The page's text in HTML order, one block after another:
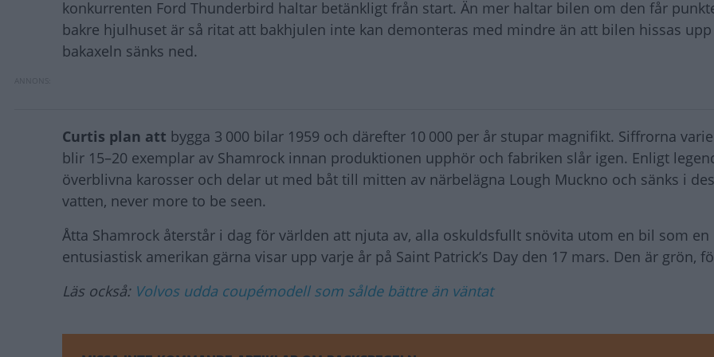
konkurrenten Ford Thunderbird haltar betänkligt från start. Än mer haltar bilen om den får
bakre hjulhuset är så ritat att bakhjulen inte kan demonteras med mindre än att bilen hissas
bakaxeln sänks ned.
Curtis plan att bygga 3 000 bilar 1959 och därefter 10 000 per år stupar magnifikt. Siffrorna
blir 15–20 exemplar av Shamrock innan produktionen upphör och fabriken slår igen. Enligt
överblivna karosser och delar ut med båt till mitten av närbelägna Lough Muckno och sänks i
vatten, never more to be seen.
Åtta Shamrock återstår i dag för världen att njuta av, alla oskuldsfullt snövita utom en bil som en
entusiastisk amerikan gärna visar upp varje år på Saint Patrick’s Day den 17 mars. Den är grön,
Läs också: Volvos udda coupémodell som sålde bättre än väntat